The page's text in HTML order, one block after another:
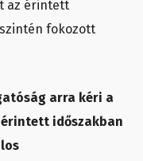
az érintett
fokozott
arra kéri a
időszakban